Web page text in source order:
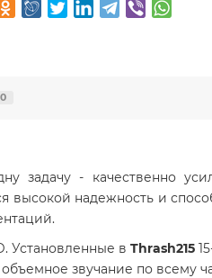
0
задачу - качественно
надежность и
Установленные в Thrash215
звучание по всему